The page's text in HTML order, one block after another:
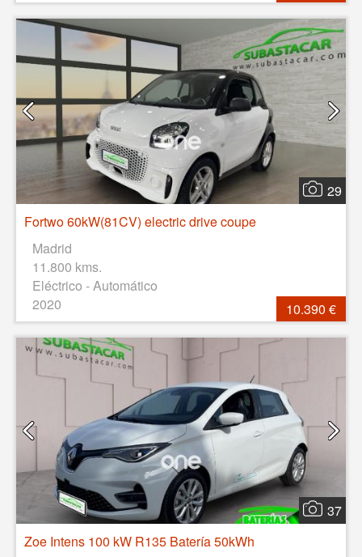
29
Fortwo 60kW(81CV) electric drive coupe
Madrid
11.800 kms.
Eléctrico - Automático
2020
10.390 €
37
Zoe Intens 100 kW R135 Batería 50kWh